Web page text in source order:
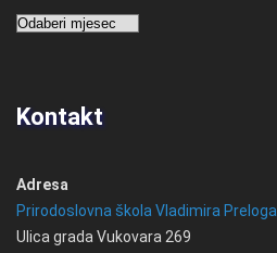
Arhiva
Kontakt
Adresa
Prirodoslovna škola Vladimira Preloga
Ulica grada Vukovara 269